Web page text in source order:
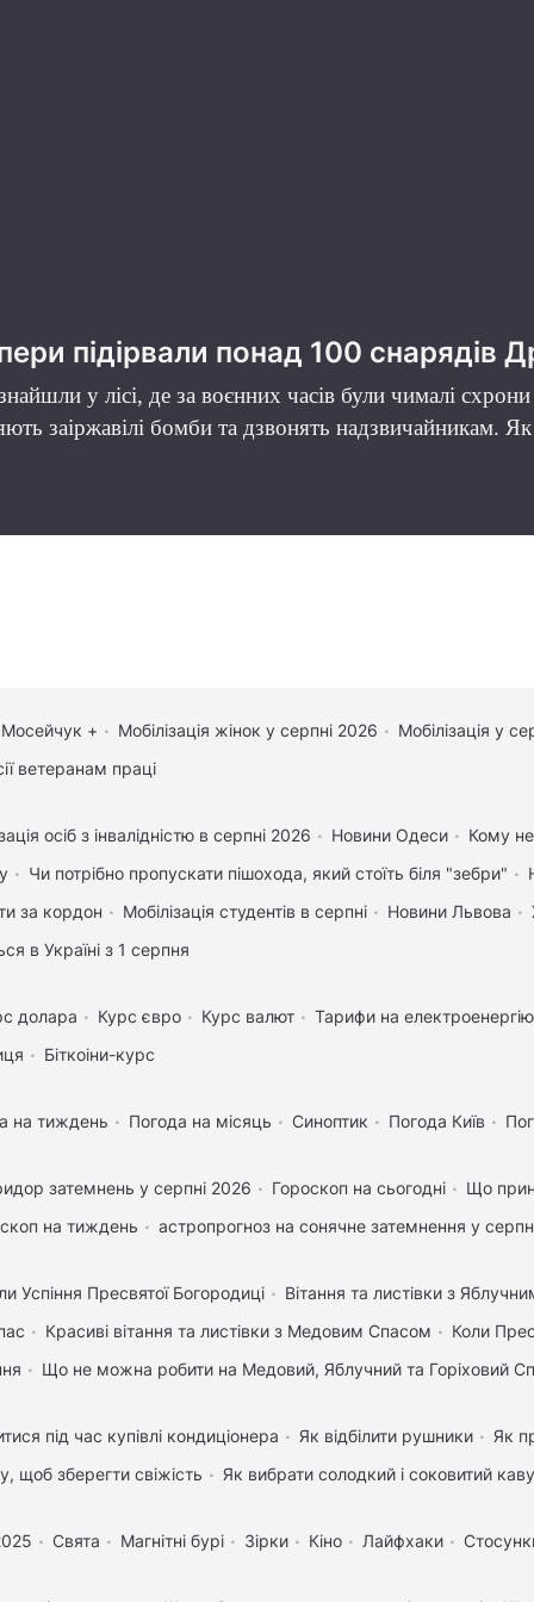
підірвали понад 100 снарядів
у лісі, де за воєнних часів були чималі
заіржавілі бомби та дзвонять надзвичайникам.
Мосейчук + Мобілізація жінок у серпні 2026
Мобілізація у
ветеранам праці
осіб з інвалідністю в серпні 2026 Новини Одеси
Кому
Чи потрібно пропускати пішохода, який стоїть біля "зебри"
за кордон
Мобілізація студентів в серпні Новини Львова
в Україні з 1 серпня
долара Курс євро Курс валют
Тарифи на електроенергію
Біткоіни-курс
на тиждень Погода на місяць Синоптик Погода Київ
затемнень у серпні 2026 Гороскоп на сьогодні
Що
на тиждень
астропрогноз на сонячне затемнення у
Успіння Пресвятої Богородиці
Вітання та листівки з
Красиві вітання та листівки з Медовим Спасом
Коли
Що не можна робити на Медовий, Яблучний та Горіховий
під час купівлі кондиціонера Як відбілити рушники
Як
щоб зберегти свіжість
Як вибрати солодкий і соковитий
Свята Магнітні бурі Зірки Кіно Лайфхаки